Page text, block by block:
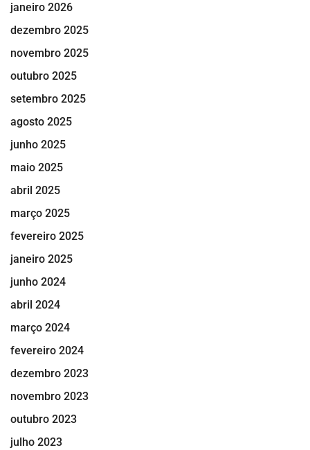
janeiro 2026
dezembro 2025
novembro 2025
outubro 2025
setembro 2025
agosto 2025
junho 2025
maio 2025
abril 2025
março 2025
fevereiro 2025
janeiro 2025
junho 2024
abril 2024
março 2024
fevereiro 2024
dezembro 2023
novembro 2023
outubro 2023
julho 2023